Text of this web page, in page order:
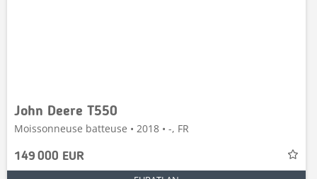
John Deere T550
Moissonneuse batteuse • 2018 • -, FR
149 000 EUR